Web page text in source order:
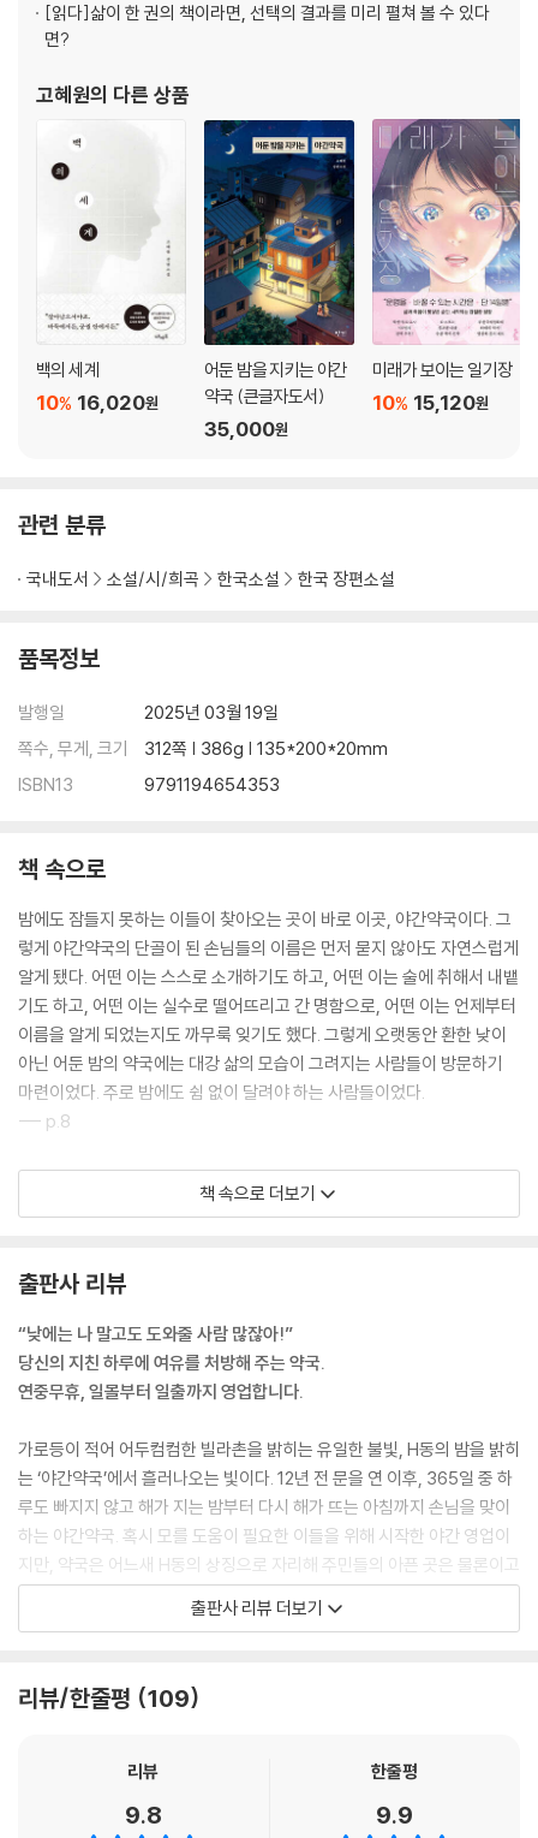
[읽다]삶이 한 권의 책이라면, 선택의 결과를 미리 펼쳐 볼 수 있다
면?
고혜원의 다른 상품
백의 세계
16,020원
10%
어둔 밤을 지키는 야간
약국 (큰글자도서)
35,000원
미래가 보이는 일기장
15,120원
10%
관련 분류
국내도서 소설/시/희곡 한국소설 한국 장편소설
품목정보
발행일
2025년 03월 19일
쪽수, 무게, 크기
312쪽 | 386g | 135*200*20mm
ISBN13
9791194654353
책 속으로
밤에도 잠들지 못하는 이들이 찾아오는 곳이 바로 이곳, 야간약국이다. 그
렇게 야간약국의 단골이 된 손님들의 이름은 먼저 묻지 않아도 자연스럽게
알게 됐다. 어떤 이는 스스로 소개하기도 하고, 어떤 이는 술에 취해서 내뱉
기도 하고, 어떤 이는 실수로 떨어뜨리고 간 명함으로, 어떤 이는 언제부터
이름을 알게 되었는지도 까무룩 잊기도 했다. 그렇게 오랫동안 환한 낮이
아닌 어둔 밤의 약국에는 대강 삶의 모습이 그려지는 사람들이 방문하기
마련이었다. 주로 밤에도 쉼 없이 달려야 하는 사람들이었다.
--- p.8
“에이, 그래도 약에 대해 제대로 아는 게 더 중요하죠.”
약사 어르신은 살포시 웃었다.
혀 다른 약들을 팔게 될 거야. 응급 환자나 수술 환자들이 찾는 약이 아니
라, 파스 한 팩, 소화제 한 병, 진통제 하나, 그런 약들이 더 많이 팔리거든.
누구는 웃통을 까고는 파스를 붙여달라고 할 수도 있고, 누구는 소화제 뚜
껑을 열 힘이 없으니 열어달라고 하고, 누구는 진통제를 삼킬 물을 달라고
할 거야. 너무 긴장해서 근육이 아프고, 너무 조급해서 체하고, 너무 바빠서
쉬지 않고 참아내는 걸 택했던 사람들이 올 거야. 그러니까, 이제 이 약국에
서 여유도 같이 처방해 줘야지.”
--- p.34
“너 진짜 우리 신입이랑 일 같이 해라! 네가 시키는 걸 다 잘할 거라고 보장
할 수는 없지만, 착하고 여간 튼튼한 게 아냐. 겁은… 조금 있지만.”
능글맞은 표정으로 난데없이 작전을 제안하는 문성의 말에 두 사람 모두
질겁했다.
“예? 팀장님!”
“아니, 위장취업 같은 거지. 대놓고 잠복하자는 거야. 쟤가 저렇게 확인하
러 온 거 보면, 지금 당장 이 동네를 떠날 생각이 없어 보이거든. 다른 이유
책 속으로 더보기
출판사 리뷰
“낮에는 나 말고도 도와줄 사람 많잖아!”
당신의 지친 하루에 여유를 처방해 주는 약국.
연중무휴, 일몰부터 일출까지 영업합니다.
가로등이 적어 어두컴컴한 빌라촌을 밝히는 유일한 불빛, H동의 밤을 밝히
는 ‘야간약국’에서 흘러나오는 빛이다. 12년 전 문을 연 이후, 365일 중 하
루도 빠지지 않고 해가 지는 밤부터 다시 해가 뜨는 아침까지 손님을 맞이
하는 야간약국. 혹시 모를 도움이 필요한 이들을 위해 시작한 야간 영업이
지만, 약국은 어느새 H동의 상징으로 자리해 주민들의 아픈 곳은 물론이고
지친 마음까지 치유해 주고 있다. 특히, 한밤에도 잠들지 못하고 쉼 없이 달
려야 하는 이들에게 다디단 휴식을 선물한다.
어서면, 무표정한 얼굴의 약사가 손님을 맞이한다. 야간약국의 약사 ‘보
상을 파악해 적확한 약을 처방해 준다. 친절하지도, 말이 많지도 않지만 보
얼굴로 마치 무언가를 기다리는 듯, 손님이 없을 때에도 약국 통유리창 너
출판사 리뷰 더보기
리뷰/한줄평 109
리뷰
9.8
한줄평
9.9